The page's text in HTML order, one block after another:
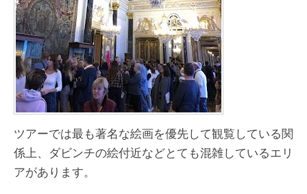
ツアーでは最も著名な絵画を優先して観覧している関
係上、ダビンチの絵付近などとても混雑しているエリ
アがあります。